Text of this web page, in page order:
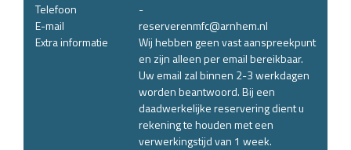
Telefoon
-
E-mail
reserverenmfc@arnhem.nl
Extra informatie
Wij hebben geen vast aanspreekpunt
en zijn alleen per email bereikbaar.
Uw email zal binnen 2-3 werkdagen
worden beantwoord. Bij een
daadwerkelijke reservering dient u
rekening te houden met een
verwerkingstijd van 1 week.